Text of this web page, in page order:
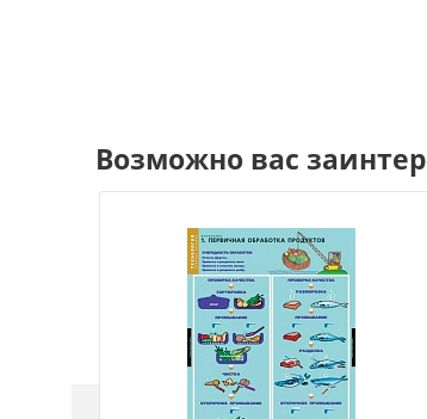
Возможно вас